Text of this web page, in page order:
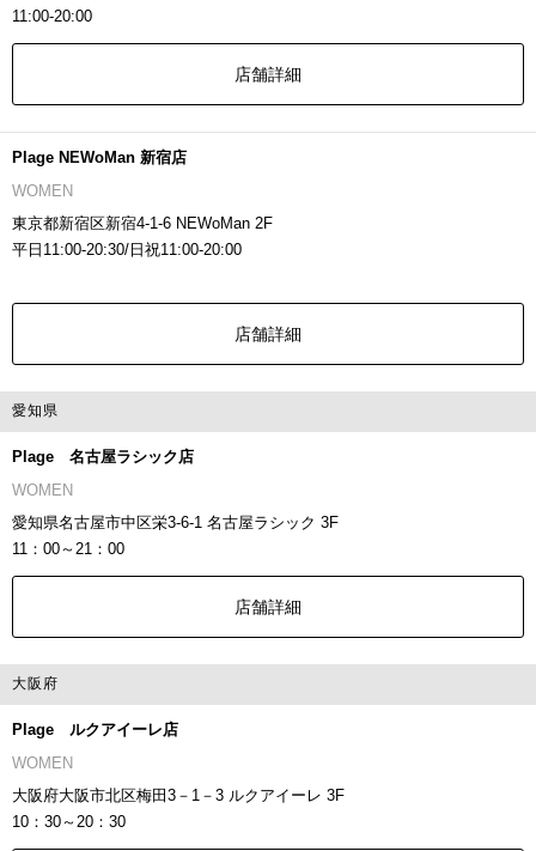
11:00-20:00
店舗詳細
Plage NEWoMan 新宿店
WOMEN
東京都新宿区新宿4-1-6 NEWoMan 2F
平日11:00-20:30/日祝11:00-20:00
店舗詳細
愛知県
Plage 名古屋ラシック店
WOMEN
愛知県名古屋市中区栄3-6-1 名古屋ラシック 3F
11：00～21：00
店舗詳細
大阪府
Plage ルクアイーレ店
WOMEN
大阪府大阪市北区梅田3－1－3 ルクアイーレ 3F
10：30～20：30